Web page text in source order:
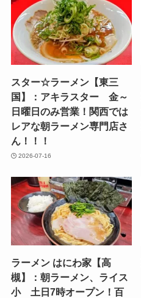
スター☆ラーメン【東三
国】：アキラスター 金～
日曜日のみ営業！関西では
レアな朝ラーメン専門店さ
ん！！！
2026-07-16
ラーメン はにわ家【高
槻】：朝ラーメン、ライス
小 土日7時オープン！百